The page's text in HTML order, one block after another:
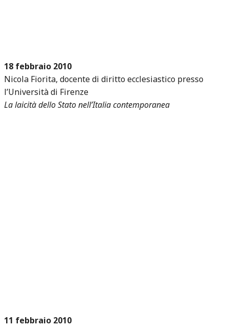
18 febbraio 2010
Nicola Fiorita, docente di diritto ecclesiastico presso
l’Università di Firenze
La laicità dello Stato nell’Italia contemporanea
11 febbraio 2010